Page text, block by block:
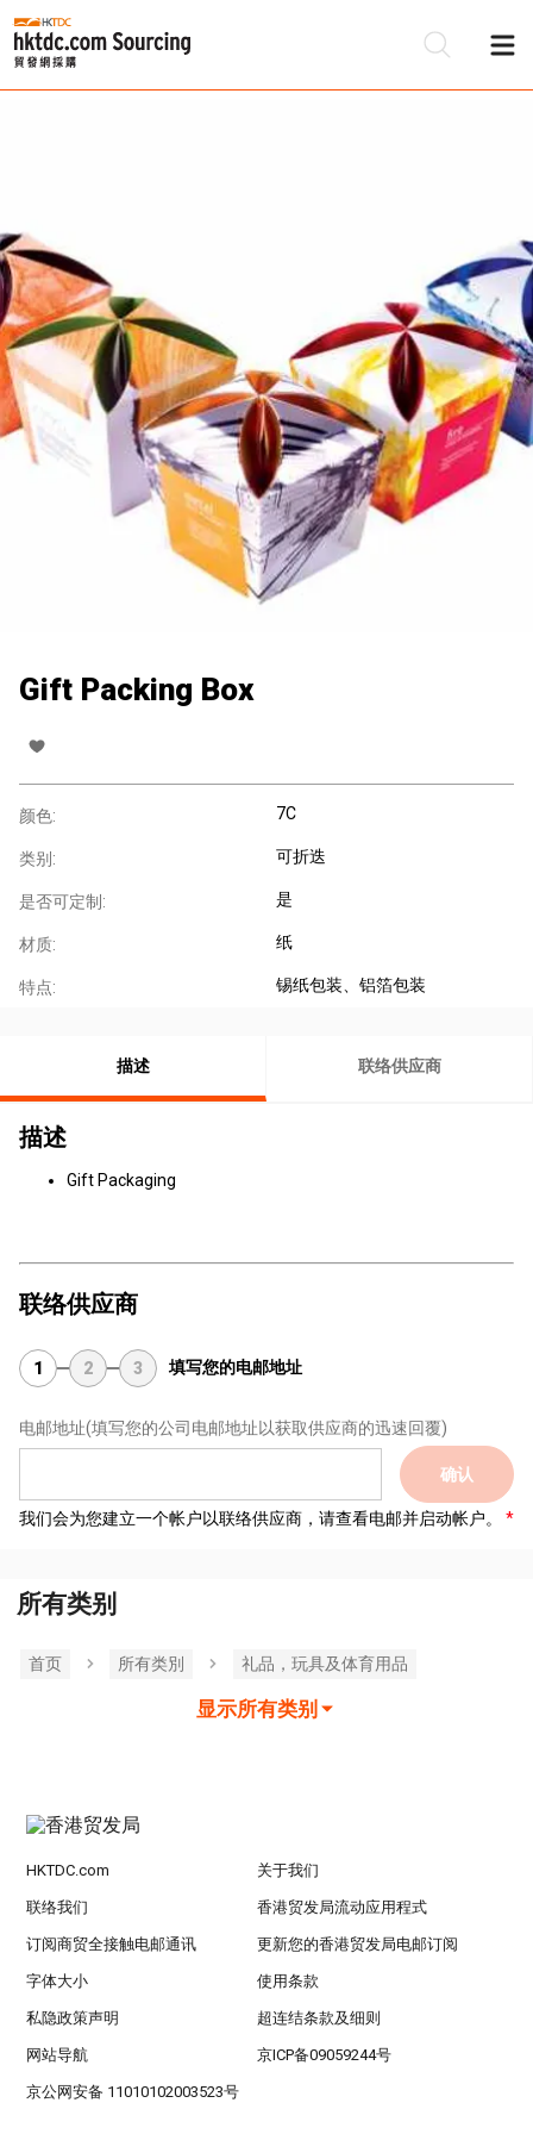
Gift Packing Box
颜色: 7C
类别: 可折迭
是否可定制: 是
材质: 纸
特点: 锡纸包装、铝箔包装
描述 联络供应商
描述
Gift Packaging
联络供应商
1 2 3 填写您的电邮地址
电邮地址(填写您的公司电邮地址以获取供应商的迅速回覆)
确认
我们会为您建立一个帐户以联络供应商，请查看电邮并启动帐户。
所有类别
首页 所有类別 礼品，玩具及体育用品
显示所有类别
HKTDC.com 关于我们
联络我们 香港贸发局流动应用程式
订阅商贸全接触电邮通讯 更新您的香港贸发局电邮订阅
字体大小 使用条款
私隐政策声明 超连结条款及细则
网站导航 京ICP备09059244号
京公网安备 11010102003523号